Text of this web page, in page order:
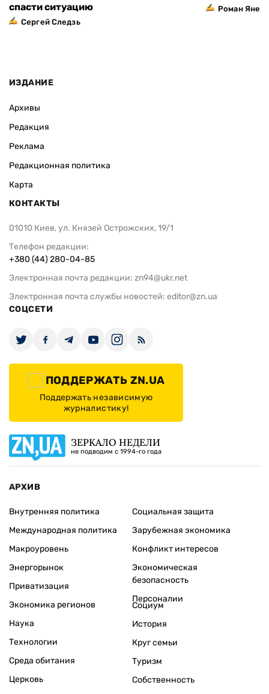
спасти ситуацию
Сергей Следзь
Роман
ИЗДАНИЕ
Архивы
Редакция
Реклама
Редакционная политика
Карта
КОНТАКТЫ
01010 Киев, ул. Князей Острожских, 19/1
Телефон редакции:
+380 (44) 280-04-85
Электронная почта редакции: zn94@ukr.net
Электронная почта службы новостей: editor@zn.ua
СОЦСЕТИ
ПОДДЕРЖАТЬ ZN.UA
Поддержать независимую
журналистику!
ЗЕРКАЛО НЕДЕЛИ
не подводим с 1994-го года
АРХИВ
Внутренняя политика
Международная политика
Макроуровень
Энергорынок
Приватизация
Экономика регионов
Социальная защита
Зарубежная экономика
Конфликт интересов
Экономическая
безопасность
Персоналии
Наука
Технологии
Среда обитания
Церковь
Социум
История
Круг семьи
Туризм
Собственность